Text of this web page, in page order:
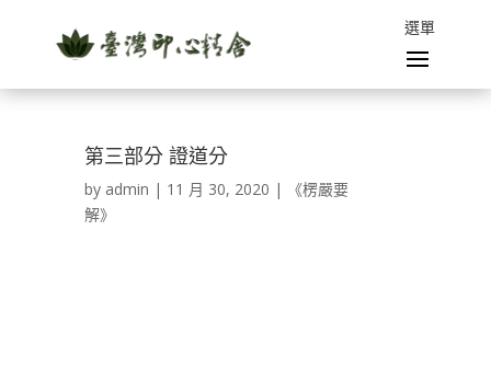
第三部分 證道分
by admin | 11 月 30, 2020 |
《楞嚴要
解》